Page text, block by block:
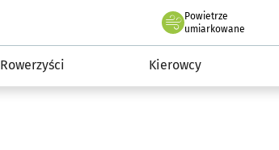
Powietrze
we Wrocławiu
umiarkowane
Rowerzyści Kierowcy